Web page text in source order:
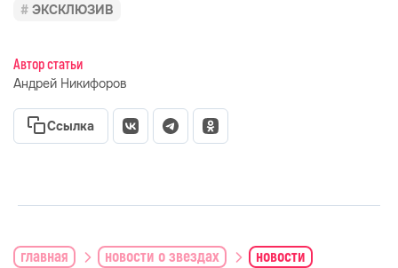
ЭКСКЛЮЗИВ
Автор статьи
Андрей Никифоров
Ссылка
главная новости о звездах новости